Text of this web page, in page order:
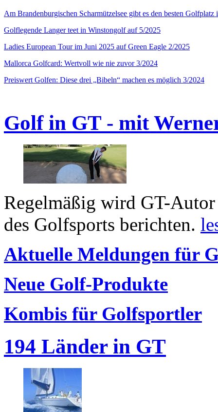
Am Brandenburgischen Scharmützelsee gibt es den besten
Golflegende Langer teet in Winstongolf auf 5/2025
Ladies European Tour im Juni 2025 auf Green Eagle 2/2025
Mallorca Golfcard: Wertvoll wie nie zuvor 3/2024
Preiswert Golfen: Diese drei „Bibeln“ machen es möglich 3/2024
Golf in GT - mit
Regelmäßig wird GT-
des Golfsports berichten.
Aktuelle Meldungen für
Neue Golf-Produkte
Kombis für Golfsportler
194 Länder in GT